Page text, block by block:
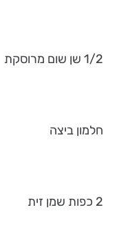
1/2 שן שום מרוסקת
חלמון ביצה
2 כפות שמן זית